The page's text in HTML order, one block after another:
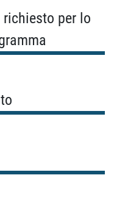
richiesto per lo